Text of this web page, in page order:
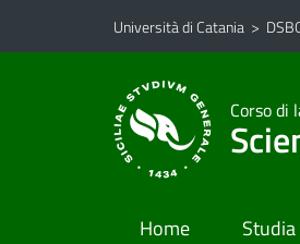
Vai al contenuto principale
Vai al menu di navigazione
Università di Catania >
Corso di
Home